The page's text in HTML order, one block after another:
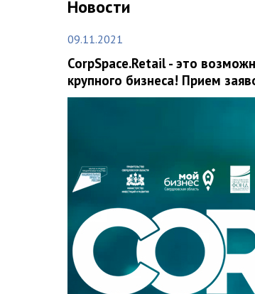
Новости
09.11.2021
CorpSpace.Retail - это
крупного бизнеса! Прием